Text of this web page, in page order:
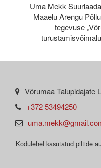
Uma Mekk
Maaelu Arengu
tegevuse
Võrumaa Talupidajate
+372 53494250
Kodulehel kasutatud piltide